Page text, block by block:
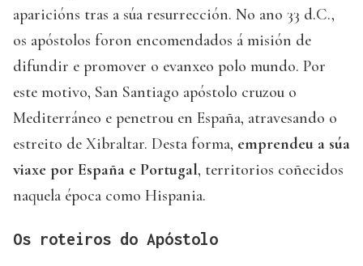
aparicións tras a súa resurrección. No ano 33 d.C.,
os apóstolos foron encomendados á misión de
difundir e promover o evanxeo polo mundo. Por
este motivo, San Santiago apóstolo cruzou o
Mediterráneo e penetrou en España, atravesando o
estreito de Xibraltar. Desta forma, emprendeu a súa
viaxe por España e Portugal, territorios coñecidos
naquela época como Hispania.
Os roteiros do Apóstolo